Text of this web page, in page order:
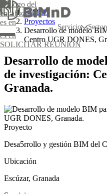
Servicio
esen
SOLICITAR REUNIÓN
esen
a medida
Captura de la realidad
Modelado BIM
Seguimiento de obra
BIMnD
Proyectos
Desarrollo de modelo
Centro UGR DONES,
Desarrollo de
de investigación:
Granada.
Proyecto
Desa5rrollo y gestión BIM del
Ubicación
Escúzar, Granada